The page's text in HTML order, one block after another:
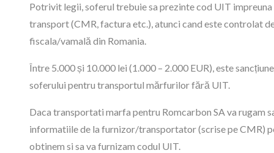
Potrivit legii, soferul trebuie sa prezinte cod UIT impreuna
transport (CMR, factura etc.), atunci cand este controlat
fiscala/vamală din Romania.
Între 5.000 și 10.000 lei (1.000 – 2.000 EUR), este
soferului pentru transportul mărfurilor fără UIT.
Daca transportati marfa pentru Romcarbon SA va rugam
informatiile de la furnizor/transportator (scrise pe CMR)
obtinem si sa va furnizam codul UIT.